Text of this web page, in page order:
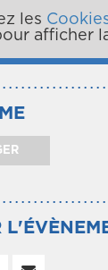
les
afficher